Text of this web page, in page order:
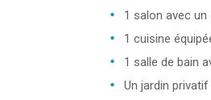
1 salon avec un
1 cuisine
1 salle de bain
Un jardin